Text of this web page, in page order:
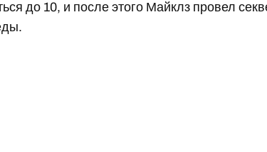
до 10, и после этого Майклз провел